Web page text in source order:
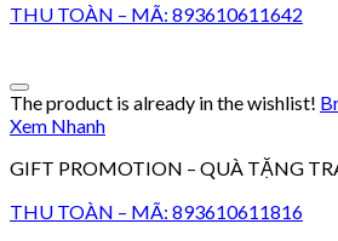
THU TOÀN – MÃ: 893610611642
The product is already in the wishlist!
Xem Nhanh
GIFT PROMOTION – QUÀ TẶNG
THU TOÀN – MÃ: 893610611816